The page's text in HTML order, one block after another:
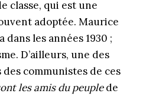
classe, qui est une
adoptée. Maurice
les années 1930 ;
D’ailleurs, une des
communistes de ces
les amis du peuplede